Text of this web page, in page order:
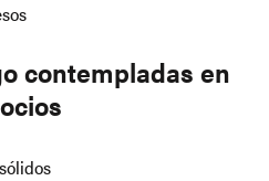
contempladas en